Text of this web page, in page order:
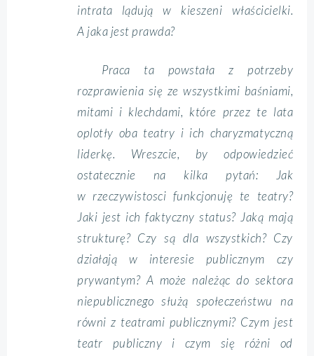
intrata lądują w kieszeni właścicielki.
A jaka jest prawda?
Praca ta powstała z potrzeby
rozprawienia się ze wszystkimi baśniami,
mitami i klechdami, które przez te lata
oplotły oba teatry i ich charyzmatyczną
liderkę. Wreszcie, by odpowiedzieć
ostatecznie na kilka pytań: Jak
w rzeczywistosci funkcjonuję te teatry?
Jaki jest ich faktyczny status? Jaką mają
strukturę? Czy są dla wszystkich? Czy
działają w interesie publicznym czy
prywantym? A może należąc do sektora
niepublicznego służą społeczeństwu na
równi z teatrami publicznymi? Czym jest
teatr publiczny i czym się różni od